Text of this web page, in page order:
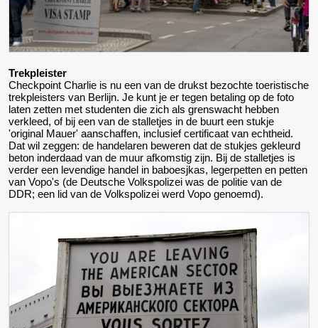
Trekpleister
Checkpoint Charlie is nu een van de drukst bezochte toeristische
trekpleisters van Berlijn. Je kunt je er tegen betaling op de foto
laten zetten met studenten die zich als grenswacht hebben
verkleed, of bij een van de stalletjes in de buurt een stukje
'original Mauer' aanschaffen, inclusief certificaat van echtheid.
Dat wil zeggen: de handelaren beweren dat de stukjes gekleurd
beton inderdaad van de muur afkomstig zijn. Bij de stalletjes is
verder een levendige handel in baboesjkas, legerpetten en petten
van Vopo's (de Deutsche Volkspolizei was de politie van de
DDR; een lid van de Volkspolizei werd Vopo genoemd).